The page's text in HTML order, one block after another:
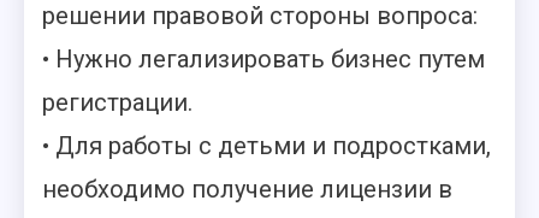
решении правовой стороны вопроса:
• Нужно легализировать бизнес путем
регистрации.
• Для работы с детьми и подростками,
необходимо получение лицензии в